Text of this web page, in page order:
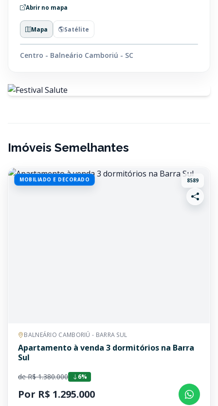
Abrir no mapa
Mapa Satélite
Centro - Balneário Camboriú - SC
Imóveis Semelhantes
MOBILIADO E DECORADO 8589
BALNEÁRIO CAMBORIÚ - BARRA SUL
Apartamento à venda 3 dormitórios na Barra
Sul
de R$ 1.380.000 6%
Por R$ 1.295.000